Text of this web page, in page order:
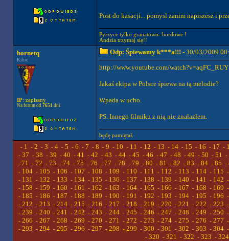
Post do kasacji... pomysl zanim napiszesz i
Pyrzyce tylko granatowo- bordowe !
Andzia trzymaj się!!
hornetq
Kibic
IP: zapisany
Na forum od 7651 dni
Odp: Śpiewamy k***a!!! - 30/03/2009
http://www.youtube.com/
Jakaś ekipa w Polsce śpiewa na tą melodie?
Wpada w ucho.
PS. Innego filmiku z nią nie znalazłem.
będę pamiętał.
- 1 - 2 - 3 - 4 - 5 - 6 - 7 - 8 - 9 - 10 - 11 - 12 - 13 - 14 - 15 - 16 - 17 -
- 37 - 38 - 39 - 40 - 41 - 42 - 43 - 44- 45 - 46 - 47 - 48 - 49 - 50 - 51 -
- 71 - 72 - 73 - 74 - 75 - 76 - 77 - 78 - 79 - 80 - 81 - 82 - 83 - 84 - 85 -
- 104- 105 - 106 - 107 - 108 - 109 - 110 - 111 - 112 - 113 - 114- 115
- 131 - 132 - 133 - 134- 135 - 136 - 137 - 138 - 139 - 140 - 141 - 142
- 158 - 159 - 160 - 161 - 162 - 163 - 164- 165 - 166 - 167 - 168 - 169
- 185 - 186 - 187 - 188 - 189 - 190 - 191 - 192 - 193 - 194- 195 - 196
- 212 - 213 - 214- 215 - 216 - 217 - 218 - 219 - 220 - 221 - 222 - 223
- 239 - 240 - 241 - 242 - 243 - 244- 245 - 246 - 247 - 248 - 249 - 250
- 266 - 267 - 268 - 269 - 270 - 271 - 272 - 273 - 274- 275 - 276 - 277
- 293 - 294- 295 - 296 - 297 - 298 - 299 - 300 - 301 - 302 - 303 - 304
- 320 - 321 - 322 - 323 - 324